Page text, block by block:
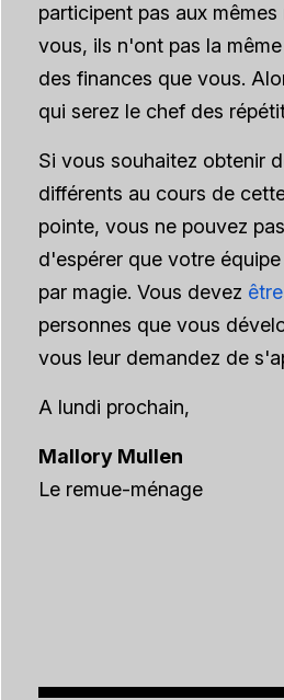
participent pas aux
vous, ils n'ont pas la
des finances que vous.
qui serez le chef des
Si vous souhaitez obtenir
différents au cours de
pointe, vous ne pouvez
d'espérer que votre
par magie. Vous devez
personnes que vous
vous leur demandez de
A lundi prochain,
Mallory Mullen
Le remue-ménage